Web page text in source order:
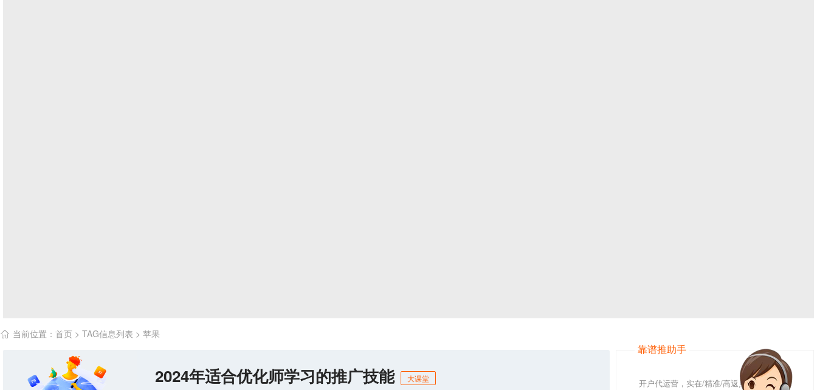
 当前位置： 首页 > TAG信息列表 > 苹果
2024年适合优化师学习的推广技能 大课堂
靠谱推助手
开户代运营，实在/精准/高返点